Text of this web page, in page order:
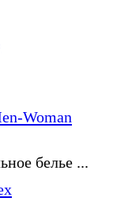
Woman
белье ...